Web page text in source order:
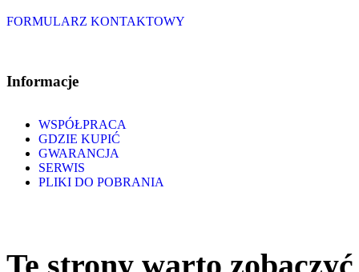
FORMULARZ KONTAKTOWY
Informacje
WSPÓŁPRACA
GDZIE KUPIĆ
GWARANCJA
SERWIS
PLIKI DO POBRANIA